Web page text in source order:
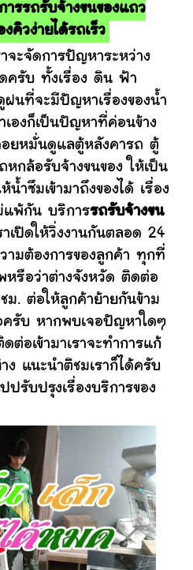
รรถรับจ้างขนของแถว
คิวง่ายได้รถเร็ว
ดการปัญหาระหว่าง
ครับ ทั้งเรื่อง ดิน ฟ้า
ฝนที่จะมีปัญหาเรื่องของน้ำ
าเองก็เป็นปัญหาที่ค่อนข้าง
อยหมั่นดูแลตู้หลังคารถ ตู้
กล้อรับจ้างขนของ ให้เป็น
น้ำซึมเข้ามาถึงของได้ เรื่อง
แพ้กัน บริการรถรับจ้างขน
าเปิดให้วิ่งงานกันตลอด 24
ามต้องการของลูกค้า ทุกที่
หรือว่าต่างจังหวัด ติดต่อ
ม. ต่อให้ลูกค้าย้ายกันข้าม
ครับ หากพบเจอปัญหาใดๆ
ต่อเข้ามาเราจะทำการแก้
แนะนำติชมเราก็ได้ครับ
ปรับปรุงเรื่องบริการของ